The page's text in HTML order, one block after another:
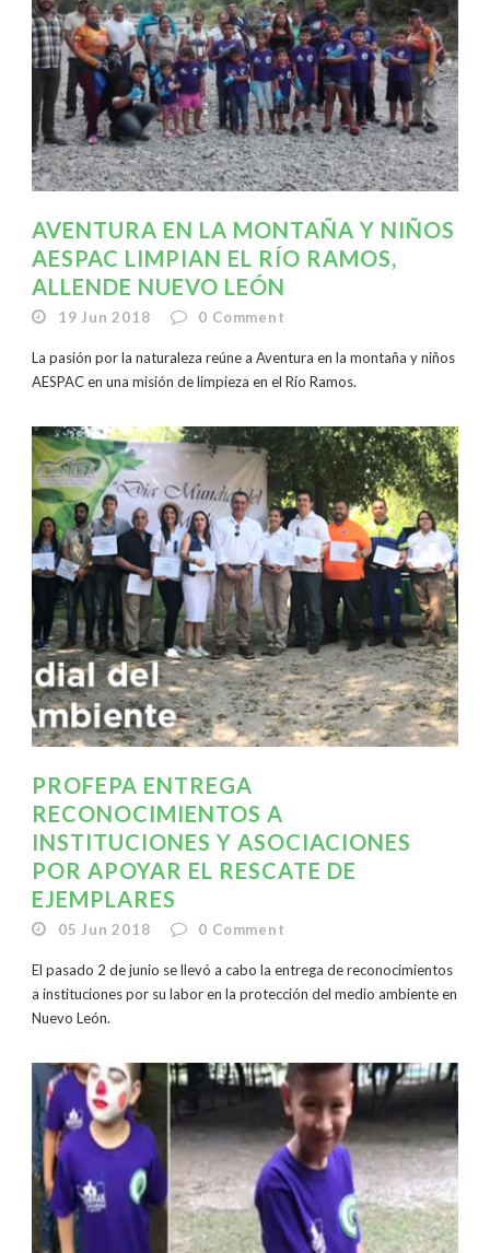
AVENTURA EN LA MONTAÑA Y NIÑOS
AESPAC LIMPIAN EL RÍO RAMOS,
ALLENDE NUEVO LEÓN
19 Jun 2018 0 Comment
La pasión por la naturaleza reúne a Aventura en la montaña y niños
AESPAC en una misión de limpieza en el Río Ramos.
PROFEPA ENTREGA
RECONOCIMIENTOS A
INSTITUCIONES Y ASOCIACIONES
POR APOYAR EL RESCATE DE
EJEMPLARES
05 Jun 2018 0 Comment
El pasado 2 de junio se llevó a cabo la entrega de reconocimientos
a instituciones por su labor en la protección del medio ambiente en
Nuevo León.